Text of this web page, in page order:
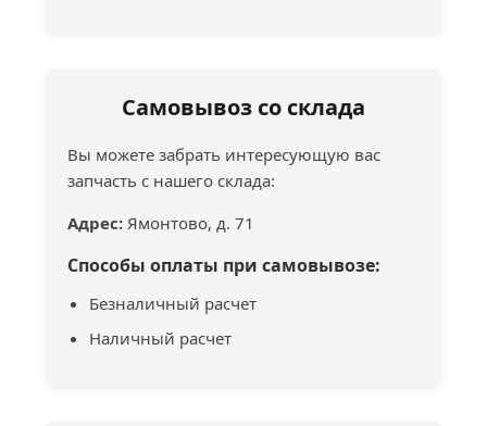
Самовывоз со склада
Вы можете забрать интересующую вас
запчасть с нашего склада:
Адрес: Ямонтово, д. 71
Способы оплаты при самовывозе:
Безналичный расчет
Наличный расчет